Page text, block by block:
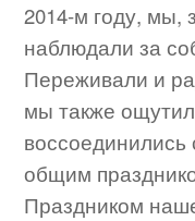
2014-м году, мы,
наблюдали за
Переживали и
мы также
воссоединились
общим
Праздником